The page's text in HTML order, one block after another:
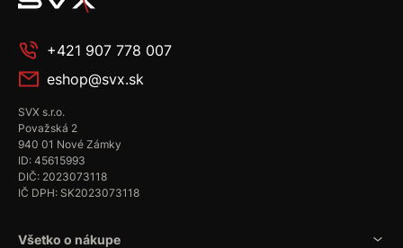
+421 907 778 007
eshop@svx.sk
SVX s.r.o.
Považská 2
940 01 Nové Zámky
ID: 45615993
DIČ: 2023073118
IČ DPH: SK2023073118
Všetko o nákupe